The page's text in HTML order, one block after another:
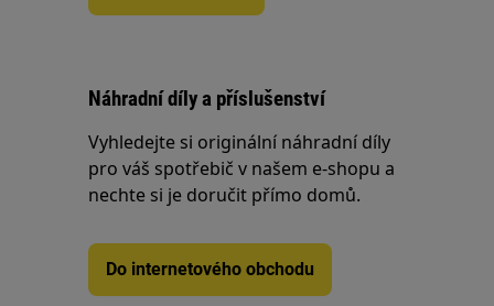
Náhradní díly a příslušenství
Vyhledejte si originální náhradní díly
pro váš spotřebič v našem e-shopu a
nechte si je doručit přímo domů.
Do internetového obchodu